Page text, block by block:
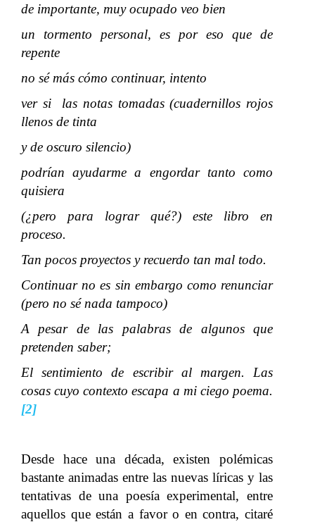
de importante, muy ocupado veo bien
un tormento personal, es por eso que de
repente
no sé más cómo continuar, intento
ver si las notas tomadas (cuadernillos rojos
llenos de tinta
y de oscuro silencio)
podrían ayudarme a engordar tanto como
quisiera
(¿pero para lograr qué?) este libro en
proceso.
Tan pocos proyectos y recuerdo tan mal todo.
Continuar no es sin embargo como renunciar
(pero no sé nada tampoco)
A pesar de las palabras de algunos que
pretenden saber;
El sentimiento de escribir al margen. Las
cosas cuyo contexto escapa a mi ciego poema.
[2]
Desde hace una década, existen polémicas
bastante animadas entre las nuevas líricas y las
tentativas de una poesía experimental, entre
aquellos que están a favor o en contra, citaré